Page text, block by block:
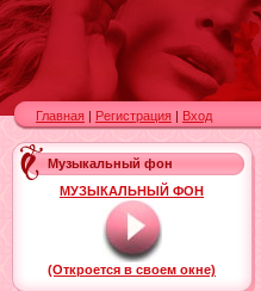
Главная | Регистрация | Вход
Музыкальный фон
МУЗЫКАЛЬНЫЙ ФОН
(Откроется в своем окне)